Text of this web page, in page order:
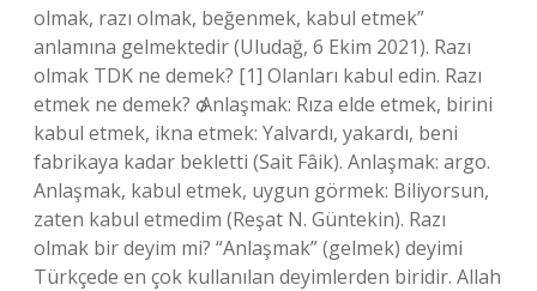
olmak, razı olmak, beğenmek, kabul etmek”
anlamına gelmektedir (Uludağ, 6 Ekim 2021). Razı
olmak TDK ne demek? [1] Olanları kabul edin. Razı
etmek ne demek? ѻ Anlaşmak: Rıza elde etmek, birini
kabul etmek, ikna etmek: Yalvardı, yakardı, beni
fabrikaya kadar bekletti (Sait Fâik). Anlaşmak: argo.
Anlaşmak, kabul etmek, uygun görmek: Biliyorsun,
zaten kabul etmedim (Reşat N. Güntekin). Razı
olmak bir deyim mi? “Anlaşmak” (gelmek) deyimi
Türkçede en çok kullanılan deyimlerden biridir. Allah